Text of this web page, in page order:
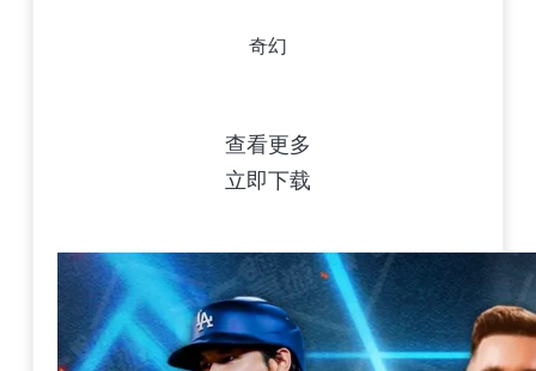
奇幻
查看更多
立即下载